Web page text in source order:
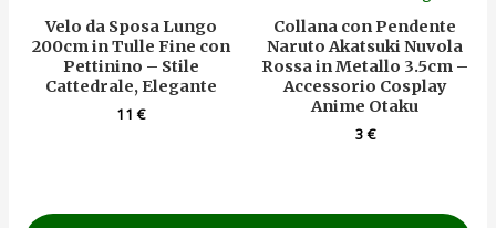
Velo da Sposa Lungo
200cm in Tulle Fine con
Pettinino – Stile
Cattedrale, Elegante
11€
Collana con Pendente
Naruto Akatsuki Nuvola
Rossa in Metallo 3.5cm –
Accessorio Cosplay
Anime Otaku
3€